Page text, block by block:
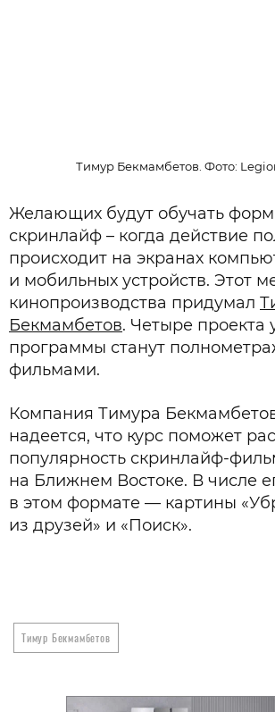
Тимур Бекмамбетов. Фото:
Желающих будут обучать
скринлайф – когда действие
происходит на экранах
и мобильных устройств. Этот
кинопроизводства придумал
Бекмамбетов. Четыре проекта
программы станут
фильмами.
Компания Тимура
надеется, что курс поможет
популярность скринлайф-
на Ближнем Востоке. В числе
в этом формате — картины
из друзей» и «Поиск».
Тимур Бекмамбетов